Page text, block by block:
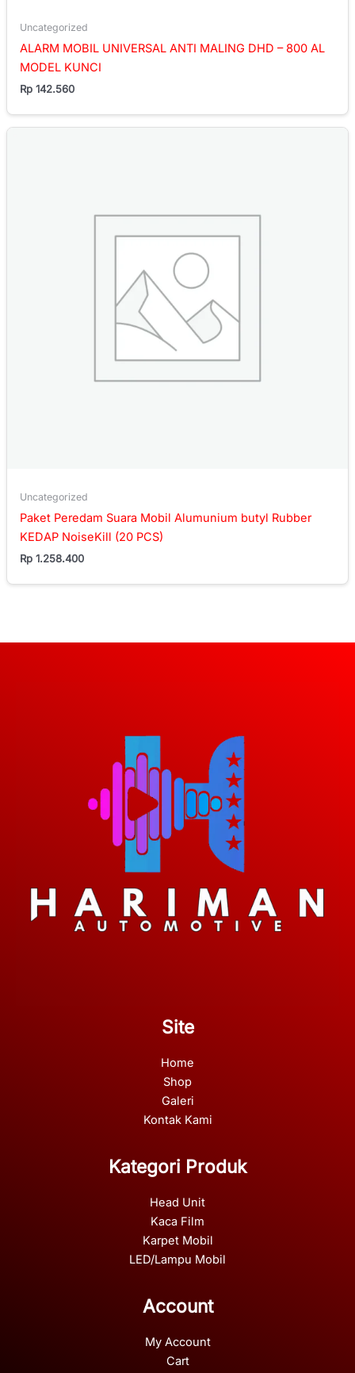
Uncategorized
ALARM MOBIL UNIVERSAL ANTI MALING DHD – 800 AL
MODEL KUNCI
Rp 142.560
Uncategorized
Paket Peredam Suara Mobil Alumunium butyl Rubber
KEDAP NoiseKill (20 PCS)
Rp 1.258.400
Site
Home
Shop
Galeri
Kontak Kami
Kategori Produk
Head Unit
Kaca Film
Karpet Mobil
LED/Lampu Mobil
Account
My Account
Cart